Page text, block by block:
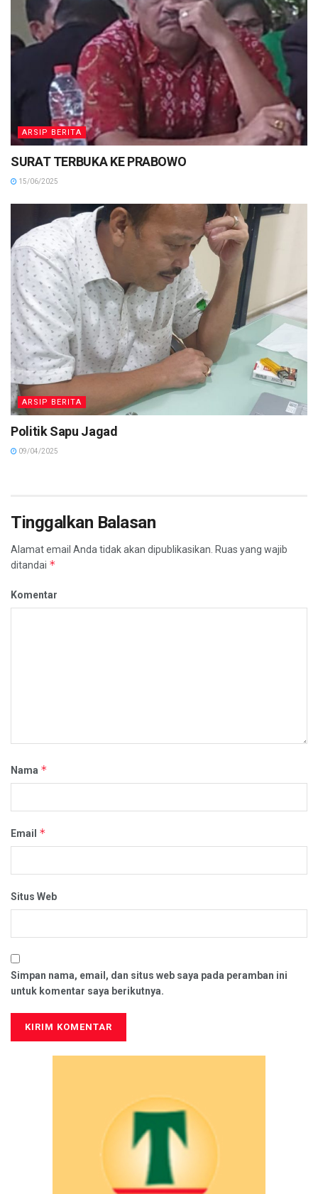
ARSIP BERITA
SURAT TERBUKA KE PRABOWO
15/06/2025
ARSIP BERITA
Politik Sapu Jagad
09/04/2025
Tinggalkan Balasan
Alamat email Anda tidak akan dipublikasikan. Ruas yang wajib
ditandai *
Komentar
Nama *
Email *
Situs Web
Simpan nama, email, dan situs web saya pada peramban ini
untuk komentar saya berikutnya.